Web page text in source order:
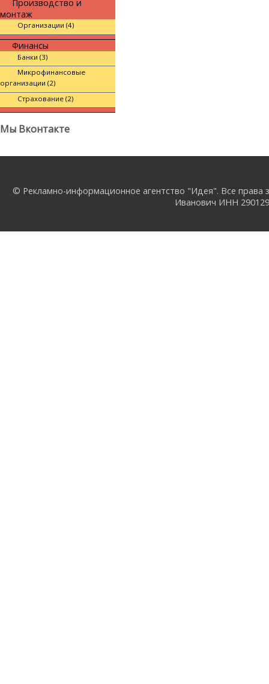
монтаж
Организации (4)
Финансы
Банки (3)
Микрофинансовые
организации (2)
Страхование (2)
Мы Вконтакте
© Рекламно-информационное агентство "Идея". Все права
Иванович ИНН